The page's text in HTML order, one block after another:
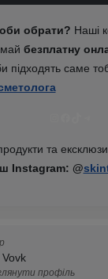
обрати? Наші
безплатну
підходять саме
та
Instagram: @
профіль